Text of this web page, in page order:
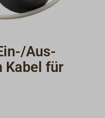
Aus-
Kabel für